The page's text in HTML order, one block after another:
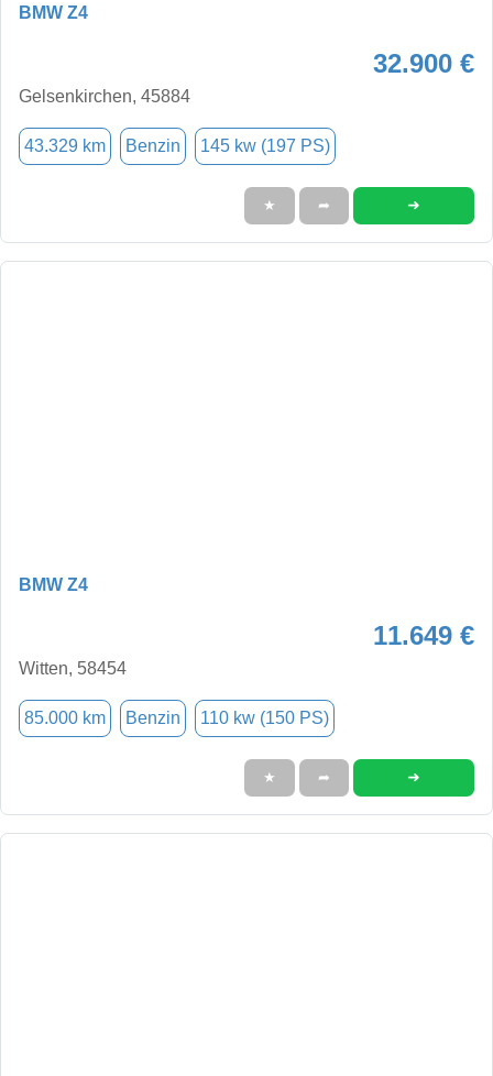
BMW Z4
32.900 €
Gelsenkirchen, 45884
43.329 km Benzin 145 kw (197 PS)
★ ➦ ➜
BMW Z4
11.649 €
Witten, 58454
85.000 km Benzin 110 kw (150 PS)
★ ➦ ➜